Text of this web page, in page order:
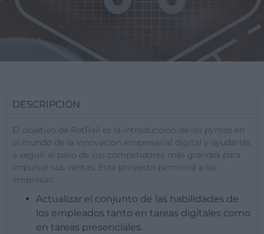
DESCRIPCIÓN
El objetivo de RetRail es la introducción de las pymes en
el mundo de la innovación empresarial digital y ayudarlas
a seguir al paso de sus competidores más grandes para
impulsar sus ventas. Este proyecto permitirá a las
empresas:
Actualizar el conjunto de las habilidades de
los empleados tanto en tareas digitales como
en tareas presenciales.